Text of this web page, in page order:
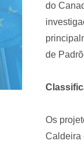
do
de
Os
Caldeira